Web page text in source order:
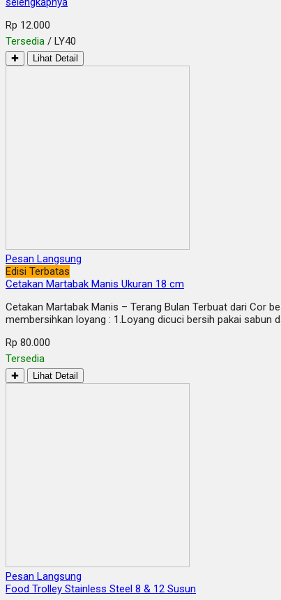
Rp 12.000
Tersedia / LY40
✚ Lihat Detail
Pesan Langsung
Edisi Terbatas
Cetakan Martabak Manis Ukuran 18 cm
Cetakan Martabak Manis – Terang Bulan Terbuat dari Cor
membersihkan loyang : 1.Loyang dicuci bersih pakai sabun
Rp 80.000
Tersedia
✚ Lihat Detail
Pesan Langsung
Food Trolley Stainless Steel 8 & 12 Susun